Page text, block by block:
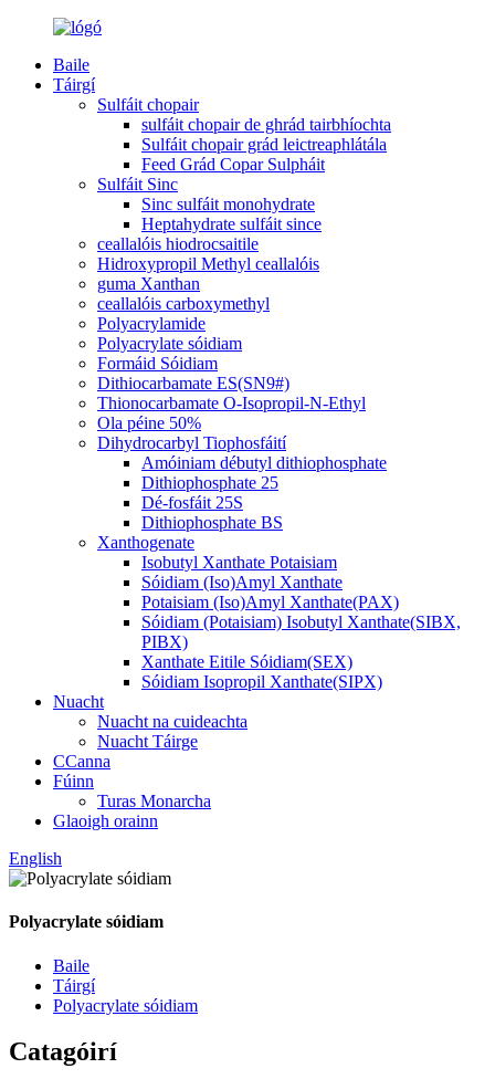
Baile
Táirgí
Sulfáit chopair
sulfáit chopair de ghrád tairbhíochta
Sulfáit chopair grád leictreaphlátála
Feed Grád Copar Sulpháit
Sulfáit Sinc
Sinc sulfáit monohydrate
Heptahydrate sulfáit since
ceallalóis hiodrocsaitile
Hidroxypropil Methyl ceallalóis
guma Xanthan
ceallalóis carboxymethyl
Polyacrylamide
Polyacrylate sóidiam
Formáid Sóidiam
Dithiocarbamate ES(SN9#)
Thionocarbamate O-Isopropil-N-Ethyl
Ola péine 50%
Dihydrocarbyl Tiophosfáití
Amóiniam débutyl dithiophosphate
Dithiophosphate 25
Dé-fosfáit 25S
Dithiophosphate BS
Xanthogenate
Isobutyl Xanthate Potaisiam
Sóidiam (Iso)Amyl Xanthate
Potaisiam (Iso)Amyl Xanthate(PAX)
Sóidiam (Potaisiam) Isobutyl Xanthate(SIBX,
PIBX)
Xanthate Eitile Sóidiam(SEX)
Sóidiam Isopropil Xanthate(SIPX)
Nuacht
Nuacht na cuideachta
Nuacht Táirge
CCanna
Fúinn
Turas Monarcha
Glaoigh orainn
English
Polyacrylate sóidiam
Baile
Táirgí
Polyacrylate sóidiam
Catagóirí